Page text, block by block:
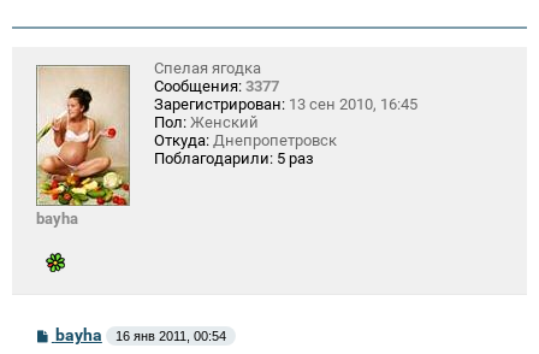
bayha
Спелая ягодка
Сообщения: 3377
Зарегистрирован: 13 сен 2010, 16:45
Пол: Женский
Откуда: Днепропетровск
Поблагодарили: 5 раз
Сbayha 16 янв 2011, 00:54